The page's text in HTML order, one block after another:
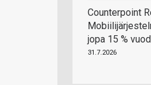
Counterpoint
jopa 15 %
31.7.2026